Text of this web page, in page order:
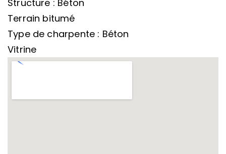
Structure : Béton
Terrain bitumé
Type de charpente : Béton
Vitrine